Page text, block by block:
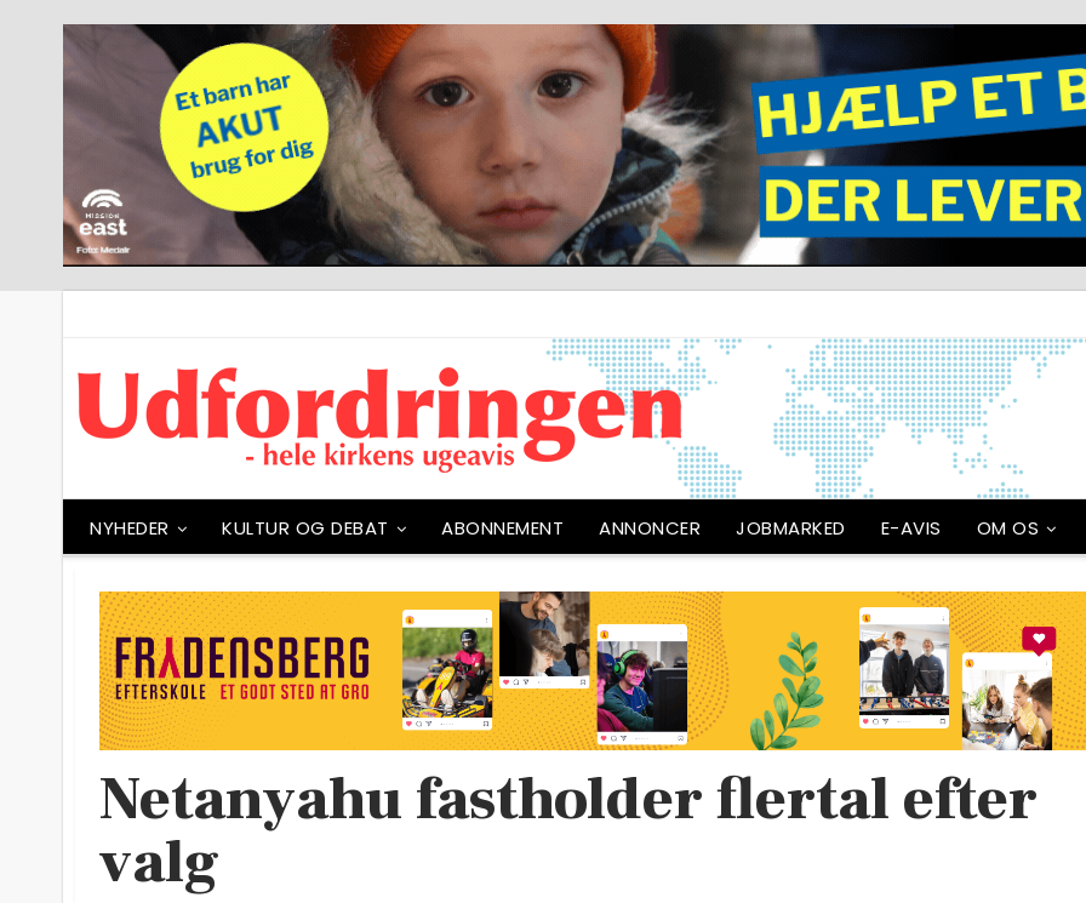
NYHEDER KULTUR OG DEBAT ABONNEMENT ANNONCER JOBMARKED E-AVIS OM OS
Netanyahu fastholder flertal efter
valg